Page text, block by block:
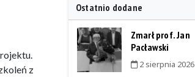
z
Ostatnio dodane
Zmarł prof. Jan
Pacławski
2 sierpnia 2026